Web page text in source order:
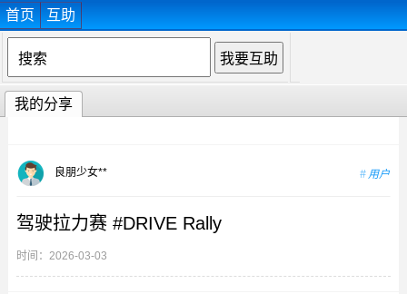
首页 互助
我的分享
驾驶拉力赛 #DRIVE Rally
时间：2026-03-03
良朋少女** 用户